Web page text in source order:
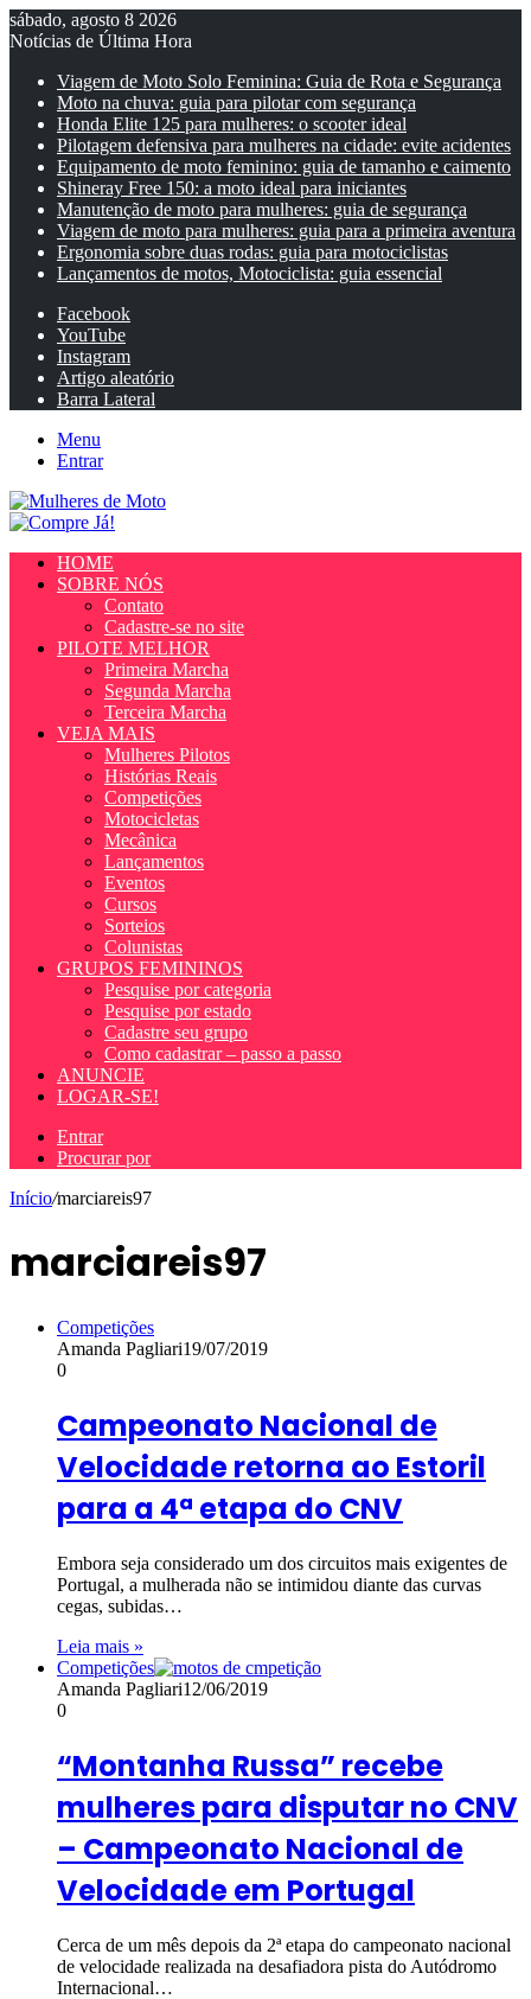
sábado, agosto 8 2026
Notícias de Última Hora
Viagem de Moto Solo Feminina: Guia de Rota e Segurança
Moto na chuva: guia para pilotar com segurança
Honda Elite 125 para mulheres: o scooter ideal
Pilotagem defensiva para mulheres na cidade: evite acidentes
Equipamento de moto feminino: guia de tamanho e caimento
Shineray Free 150: a moto ideal para iniciantes
Manutenção de moto para mulheres: guia de segurança
Viagem de moto para mulheres: guia para a primeira aventura
Ergonomia sobre duas rodas: guia para motociclistas
Lançamentos de motos, Motociclista: guia essencial
Facebook
YouTube
Instagram
Artigo aleatório
Barra Lateral
Menu
Entrar
HOME
SOBRE NÓS
Contato
Cadastre-se no site
PILOTE MELHOR
Primeira Marcha
Segunda Marcha
Terceira Marcha
VEJA MAIS
Mulheres Pilotos
Histórias Reais
Competições
Motocicletas
Mecânica
Lançamentos
Eventos
Cursos
Sorteios
Colunistas
GRUPOS FEMININOS
Pesquise por categoria
Pesquise por estado
Cadastre seu grupo
Como cadastrar – passo a passo
ANUNCIE
LOGAR-SE!
Entrar
Procurar por
Início/marciareis97
marciareis97
Competições
Amanda Pagliari19/07/2019
0
Campeonato Nacional de
Velocidade retorna ao Estoril
para a 4ª etapa do CNV
Embora seja considerado um dos circuitos mais exigentes de
Portugal, a mulherada não se intimidou diante das curvas
cegas, subidas…
Leia mais »
Competições
Amanda Pagliari12/06/2019
0
“Montanha Russa” recebe
mulheres para disputar no CNV
– Campeonato Nacional de
Velocidade em Portugal
Cerca de um mês depois da 2ª etapa do campeonato nacional
de velocidade realizada na desafiadora pista do Autódromo
Internacional…